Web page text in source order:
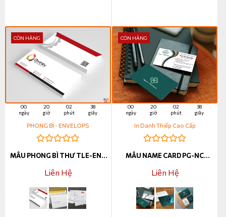
CÒN HÀNG
00
ngày
20
giờ
02
phút
37
giây
PHONG BÌ - ENVELOPS
MẪU PHONG BÌ THƯ TLE-ENV
Liên Hệ
CÒN HÀNG
00
ngày
20
giờ
02
phút
37
giây
In Danh Thiếp Cao Cấp
MẪU NAME CARD PG-NC
Liên Hệ